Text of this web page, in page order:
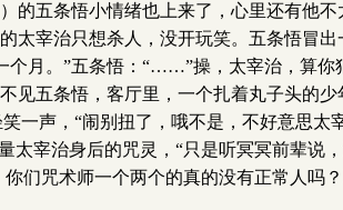
条悟小情绪也上来了，心里还有他不
宰治只想杀人，没开玩笑。五条悟冒
月。”五条悟：“……”操，太宰治，算
五条悟，客厅里，一个扎着丸子头的
声，“闹别扭了，哦不是，不好意思太
宰治身后的咒灵，“只是听冥冥前辈说
咒术师一个两个的真的没有正常人吗